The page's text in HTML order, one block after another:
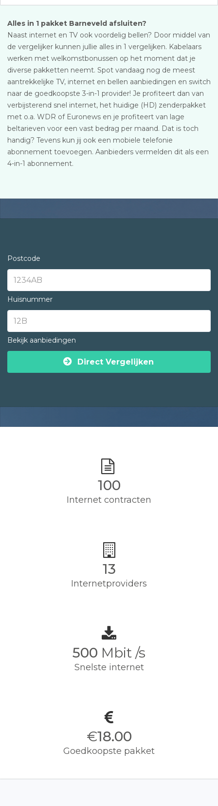
Alles in 1 pakket Barneveld afsluiten?
Naast internet en TV ook voordelig bellen? Door middel van
de vergelijker kunnen jullie alles in 1 vergelijken. Kabelaars
werken met welkomstbonussen op het moment dat je
diverse pakketten neemt. Spot vandaag nog de meest
aantrekkelijke TV, internet en bellen aanbiedingen en switch
naar de goedkoopste 3-in-1 provider! Je profiteert dan van
verbijsterend snel internet, het huidige (HD) zenderpakket
met o.a. WDR of Euronews en je profiteert van lage
beltarieven voor een vast bedrag per maand. Dat is toch
handig? Tevens kun jij ook een mobiele telefonie
abonnement toevoegen. Aanbieders vermelden dit als een
4-in-1 abonnement.
Postcode
Huisnummer
Bekijk aanbiedingen
Direct Vergelijken
100
Internet contracten
13
Internetproviders
500 Mbit /s
Snelste internet
€18.00
Goedkoopste pakket